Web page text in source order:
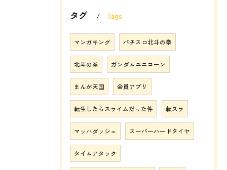
タグ Tags
マンガキング パチスロ北斗の拳
北斗の拳 ガンダムユニコーン
まんが天国 会員アプリ
転生したらスライムだった件 転スラ
マッハダッシュ スーパーハードタイヤ
タイムアタック